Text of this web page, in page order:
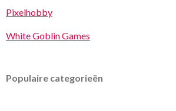
Pixelhobby
White Goblin Games
Populaire categorieën